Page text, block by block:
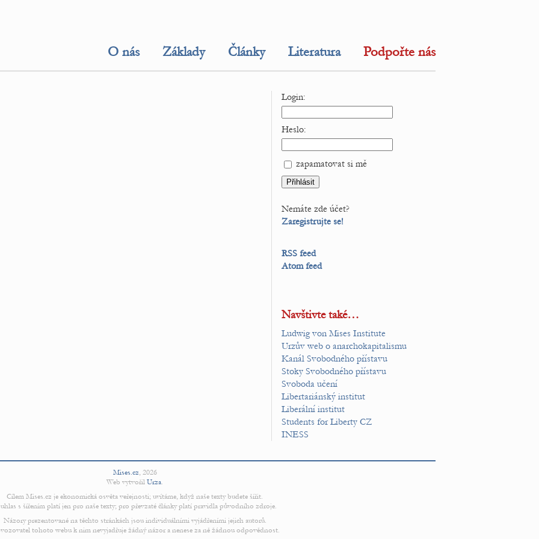
O nás Základy Články Literatura Podpořte nás
Login:
Heslo:
zapamatovat si mě
Nemáte zde účet?
Zaregistrujte se!
RSS feed
Atom feed
Navštivte také…
Ludwig von Mises Institute
Urzův web o anarchokapitalismu
Kanál Svobodného přístavu
Stoky Svobodného přístavu
Svoboda učení
Libertariánský institut
Liberální institut
Students for Liberty CZ
INESS
Mises.cz, 2026
Web vytvořil Urza.
Cílem Mises.cz je ekonomická osvěta veřejnosti; uvítáme, když naše texty budete šířit.
s šířením platí jen pro naše texty; pro převzaté články platí pravidla původního zdroje.
Názory prezentované na těchto stránkách jsou individuálními vyjádřeními jejich autorů.
tohoto webu k nim nevyjadřuje žádný názor a nenese za ně žádnou odpovědnost.